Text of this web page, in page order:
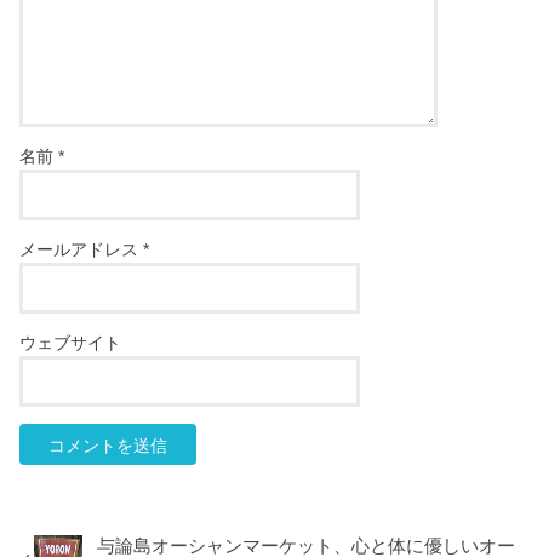
名前*
メールアドレス*
ウェブサイト
与論島オーシャンマーケット、心と体に優しいオー